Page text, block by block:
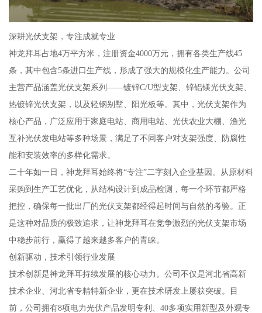
深耕光伏支架，专注成就专业
神龙拜耳占地4万平方米，注册资金4000万元，拥有各类生产线45
条，其中包含5条进口生产线，形成了强大的规模化生产能力。公司
主营产品涵盖光伏支架系列——镀锌C/U型支架、锌铝镁光伏支架、
热镀锌光伏支架，以及轻钢别墅、阳光板等。其中，光伏支架作为
核心产品，广泛应用于家庭电站、商用电站、光伏农业大棚、渔光
互补光伏发电站等多种场景，满足了不同客户对支架强度、防腐性
能和安装效率的多样化需求。
二十年如一日，神龙拜耳始终将“专注”二字刻入企业基因。从原材料
采购到生产工艺优化，从结构设计到成品检测，每一个环节都严格
把控，确保每一批出厂的光伏支架都经得起时间与自然的考验。正
是这种对品质的极致追求，让神龙拜耳在竞争激烈的光伏支架市场
中稳步前行，赢得了越来越多客户的青睐。
创新驱动，技术引领行业发展
技术创新是神龙拜耳持续发展的核心动力。公司不仅是河北省高新
技术企业、河北省专精特新企业，更在技术研发上屡获突破。目
前，公司拥有8项电力光伏产品发明专利、40多项实用新型及外观专